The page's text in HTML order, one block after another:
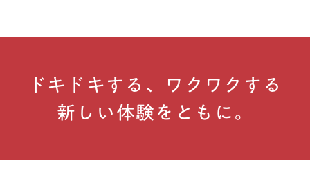
ドキドキする、ワクワクする
新しい体験をともに。